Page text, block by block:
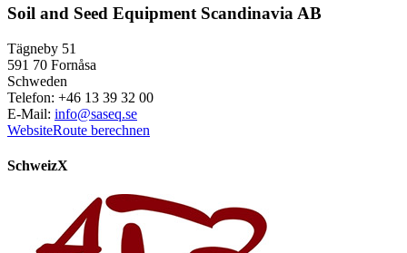
Soil and Seed Equipment Scandinavia AB
Tägneby 51
591 70 Fornåsa
Schweden
Telefon: +46 13 39 32 00
E-Mail: info@saseq.se
WebsiteRoute berechnen
SchweizX